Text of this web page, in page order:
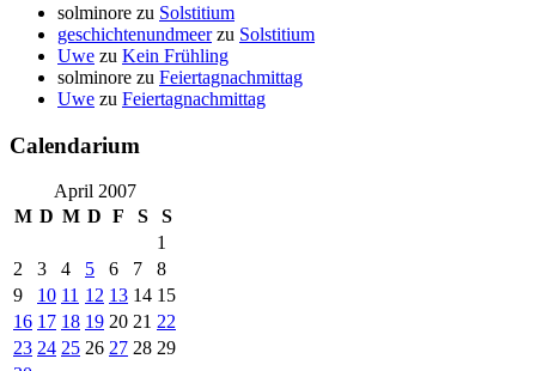
solminore zu Solstitium
geschichtenundmeerzu Solstitium
Uwe zu Kein Frühling
solminore zu Feiertagnachmittag
Uwe zu Feiertagnachmittag
Calendarium
April 2007
M D M D F S
S
1
2
3 4 5 6 7
8
9
10 11 12 13 14 15
16 17 18 19 20 21 22
23 24 25 26 27 28 29